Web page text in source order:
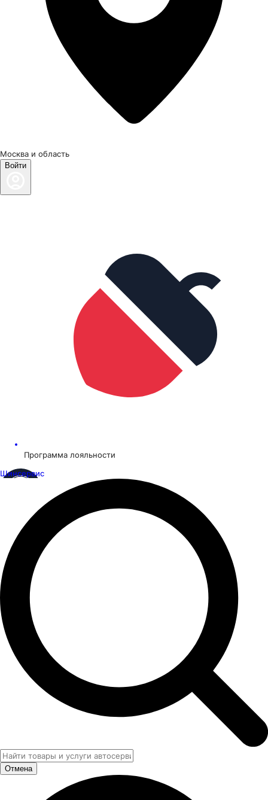
Москва и область
Войти
Программа лояльности
Шинсервис
Отмена